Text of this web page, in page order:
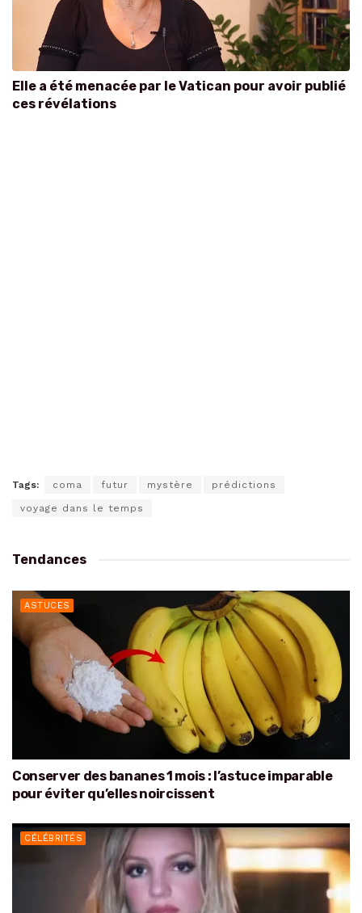
Elle a été menacée par le Vatican pour avoir publié
ces révélations
Tags: coma futur mystère prédictions
voyage dans le temps
Tendances
ASTUCES
Conserver des bananes 1 mois : l’astuce imparable
pour éviter qu’elles noircissent
CÉLÉBRITÉS